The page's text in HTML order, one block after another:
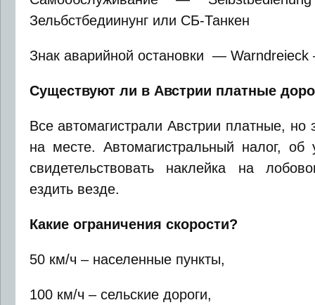
Зельбстбедиинунг или СБ-Танкен
Знак аварийной остановки — Warndreieck
Существуют ли в Австрии платные
Все автомагистрали Австрии платные, но
на месте. Автомагистральный налог, об
свидетельствовать наклейка на
ездить везде.
Какие ограничения скорости?
50 км/ч – населенные пункты,
100 км/ч – сельские дороги,